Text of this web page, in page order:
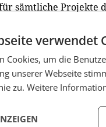
sämtliche
einer
nur gemeinsam
ist eine
des ganzen
Prozesse im
Digitalisierung
verwendet
Cookies, um die
unserer Webseite
zu. Weitere